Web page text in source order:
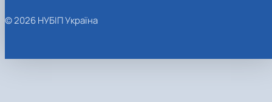
© 2026 НУБІП Україна